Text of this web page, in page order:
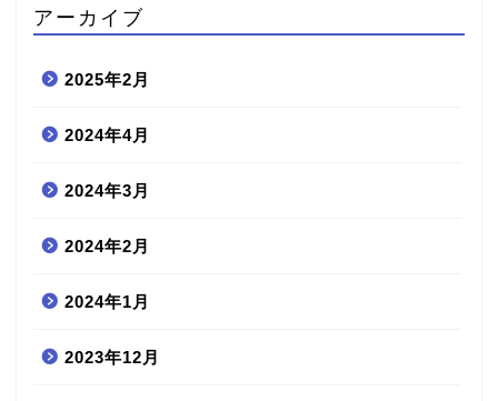
アーカイブ
2025年2月
2024年4月
2024年3月
2024年2月
2024年1月
2023年12月